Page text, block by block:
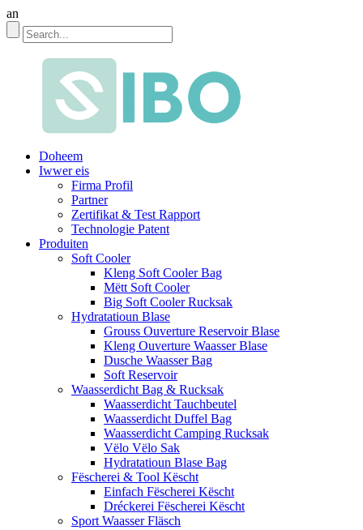
an
Doheem
Iwwer eis
Firma Profil
Partner
Zertifikat & Test Rapport
Technologie Patent
Produiten
Soft Cooler
Kleng Soft Cooler Bag
Mëtt Soft Cooler
Big Soft Cooler Rucksak
Hydratatioun Blase
Grouss Ouverture Reservoir Blase
Kleng Ouverture Waasser Blase
Dusche Waasser Bag
Soft Reservoir
Waasserdicht Bag & Rucksak
Waasserdicht Tauchbeutel
Waasserdicht Duffel Bag
Waasserdicht Camping Rucksak
Vëlo Vëlo Sak
Hydratatioun Blase Bag
Fëscherei & Tool Këscht
Einfach Fëscherei Këscht
Dréckerei Fëscherei Këscht
Sport Waasser Fläsch